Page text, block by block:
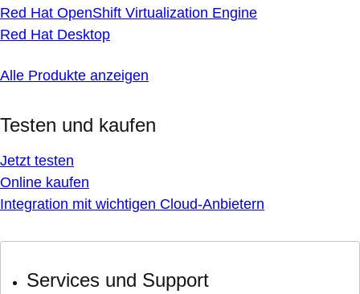
Red Hat OpenShift Virtualization Engine
Red Hat Desktop
Alle Produkte anzeigen
Testen und kaufen
Jetzt testen
Online kaufen
Integration mit wichtigen Cloud-Anbietern
Services und Support